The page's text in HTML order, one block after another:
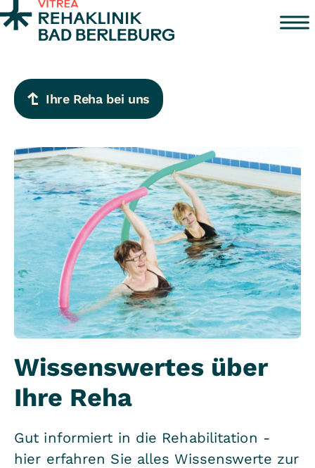
Zum Inhalt springen
Ihre Reha bei uns
Wissenswertes über
Ihre Reha
Gut informiert in die Rehabilitation -
hier erfahren Sie alles Wissenswerte zur